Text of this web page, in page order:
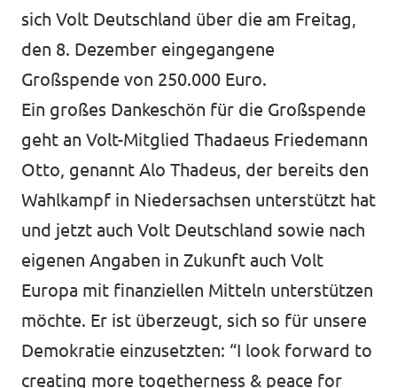
Spenden
unf*ck berlin
unf*ck berlin
Datenschutz
Impressum
Transparenz
sich Volt Deutschland über die am Freitag,
den 8. Dezember eingegangene
Großspende von 250.000 Euro.
Ein großes Dankeschön für die Großspende
geht an Volt-Mitglied Thadaeus Friedemann
Otto, genannt Alo Thadeus, der bereits den
Wahlkampf in Niedersachsen unterstützt hat
und jetzt auch Volt Deutschland sowie nach
eigenen Angaben in Zukunft auch Volt
Europa mit finanziellen Mitteln unterstützen
möchte. Er ist überzeugt, sich so für unsere
Demokratie einzusetzten: “I look forward to
creating more togetherness & peace for